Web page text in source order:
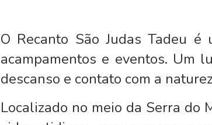
O Recanto São Judas Tadeu é
acampamentos e eventos. Um
descanso e contato com a
Localizado no meio da Serra do